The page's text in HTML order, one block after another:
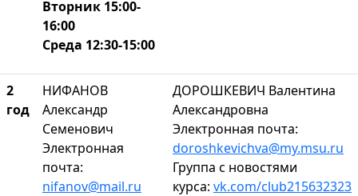
Вторник 15:00-
16:00
Среда 12:30-15:00
2
год
НИФАНОВ
Александр
Семенович
Электронная
почта:
nifanov@mail.ru
ДОРОШКЕВИЧ Валентина
Александровна
Электронная почта:
doroshkevichva@my.msu.ru
Группа с новостями
курса: vk.com/club215632323